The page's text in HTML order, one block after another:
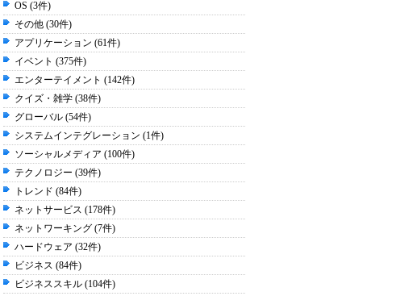
OS (3件)
その他 (30件)
アプリケーション (61件)
イベント (375件)
エンターテイメント (142件)
クイズ・雑学 (38件)
グローバル (54件)
システムインテグレーション (1件)
ソーシャルメディア (100件)
テクノロジー (39件)
トレンド (84件)
ネットサービス (178件)
ネットワーキング (7件)
ハードウェア (32件)
ビジネス (84件)
ビジネススキル (104件)